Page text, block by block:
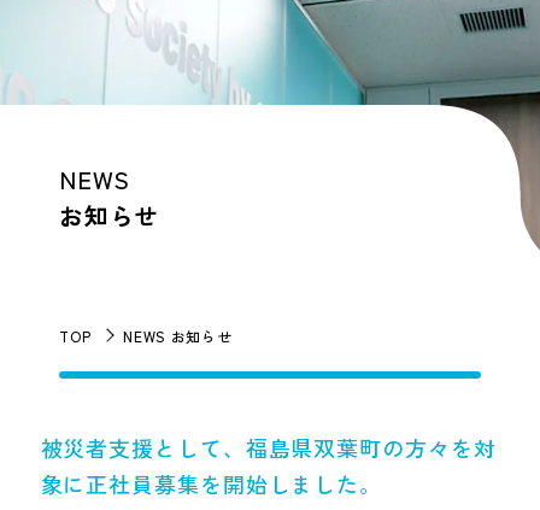
NEWS
お知らせ
TOP NEWS お知らせ
被災者支援として、福島県双葉町の方々を対
象に正社員募集を開始しました。